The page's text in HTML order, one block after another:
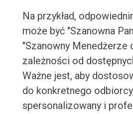
Na przykład,
może być "Szanowna
"Szanowny Menedżerze
zależności od
Ważne jest, aby
do konkretnego
spersonalizowany i